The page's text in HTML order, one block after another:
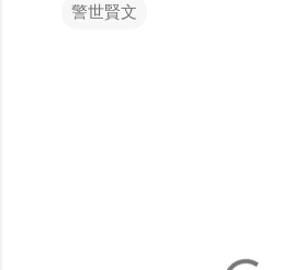
警世賢文